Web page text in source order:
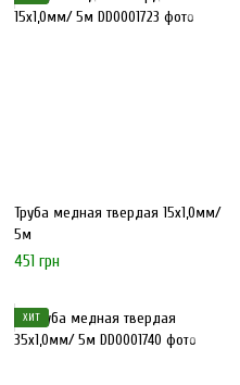
Труба медная твердая 15х1,0мм/
5м
451 грн
ХИТ